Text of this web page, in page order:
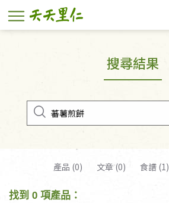
幸福節中獎名單
搜尋結果
產品 (0) 文章 (0) 食譜 (1)
找到 0 項產品：